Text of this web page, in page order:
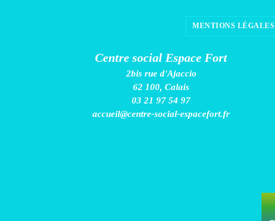
MENTIONS LÉGALES
Centre social Espace Fort
2bis rue d'Ajaccio
62 100, Calais
03 21 97 54 97
accueil@centre-social-espacefort.fr